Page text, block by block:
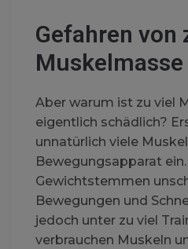
Gefahren von
Muskelmasse
Aber warum ist zu viel
eigentlich schädlich?
unnatürlich viele
Bewegungsapparat
Gewichtstemmen
Bewegungen und
jedoch unter zu viel
verbrauchen Muskeln